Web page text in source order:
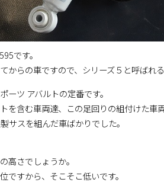
です。
らの車ですので、シリーズ５と呼ばれる
ーツ アバルトの定番です。
を含む車両達、この足回りの組付けた車
サスを組んだ車ばかりでした。
高さでしょうか。
ですから、そこそこ低いです。